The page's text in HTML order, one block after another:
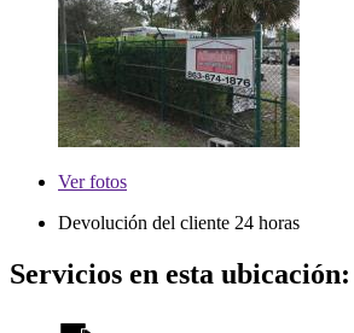
Verfotos
Devolución del cliente 24 horas
Servicios en esta ubicación: